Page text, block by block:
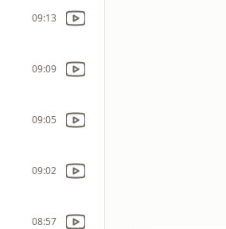
09:13
09:09
09:05
09:02
08:57